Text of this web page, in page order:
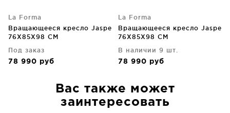
La Forma
Вращающееся кресло Jaspe
76X85X98 CM
Под заказ
78 990 руб
La Forma
Вращающееся кресло Jaspe
76X85X98 CM
В наличии 9 шт.
78 990 руб
Вас также может
заинтересовать